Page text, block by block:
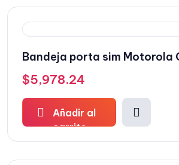
Bandeja porta sim Motorola
$5,978.24
Añadir al
carrito